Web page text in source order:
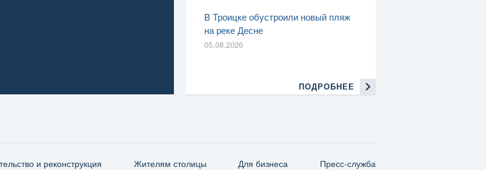
В Троицке обустроили новый пляж
на реке Десне
05.08.2026
ПОДРОБНЕЕ
и реконструкция Жителям столицы Для бизнеса Пресс-служба